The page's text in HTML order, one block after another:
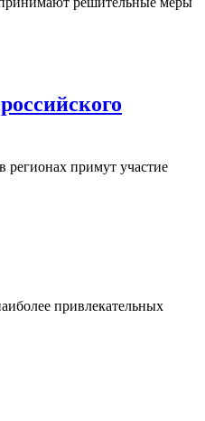
регионах примут участие
привлекательных